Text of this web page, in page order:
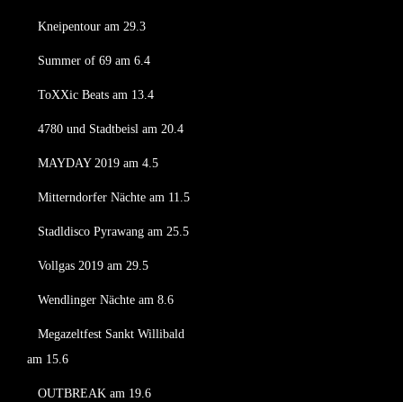
Kneipentour am 29.3
Summer of 69 am 6.4
ToXXic Beats am 13.4
4780 und Stadtbeisl am 20.4
MAYDAY 2019 am 4.5
Mitterndorfer Nächte am 11.5
Stadldisco Pyrawang am 25.5
Vollgas 2019 am 29.5
Wendlinger Nächte am 8.6
Megazeltfest Sankt Willibald
am 15.6
OUTBREAK am 19.6